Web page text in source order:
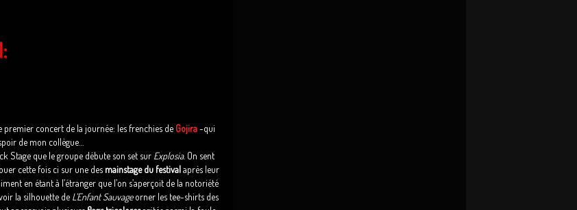
concert de la journée: les frenchies de Gojira-qui
de mon collègue…
Stage que le groupe débute son set sur Explosia. On sent
cette fois ci sur une des mainstage du festivalaprès leur
en étant à l’étranger que l’on s’aperçoit de la notoriété
la silhouette de L’Enfant Sauvageorner les tee-shirts des